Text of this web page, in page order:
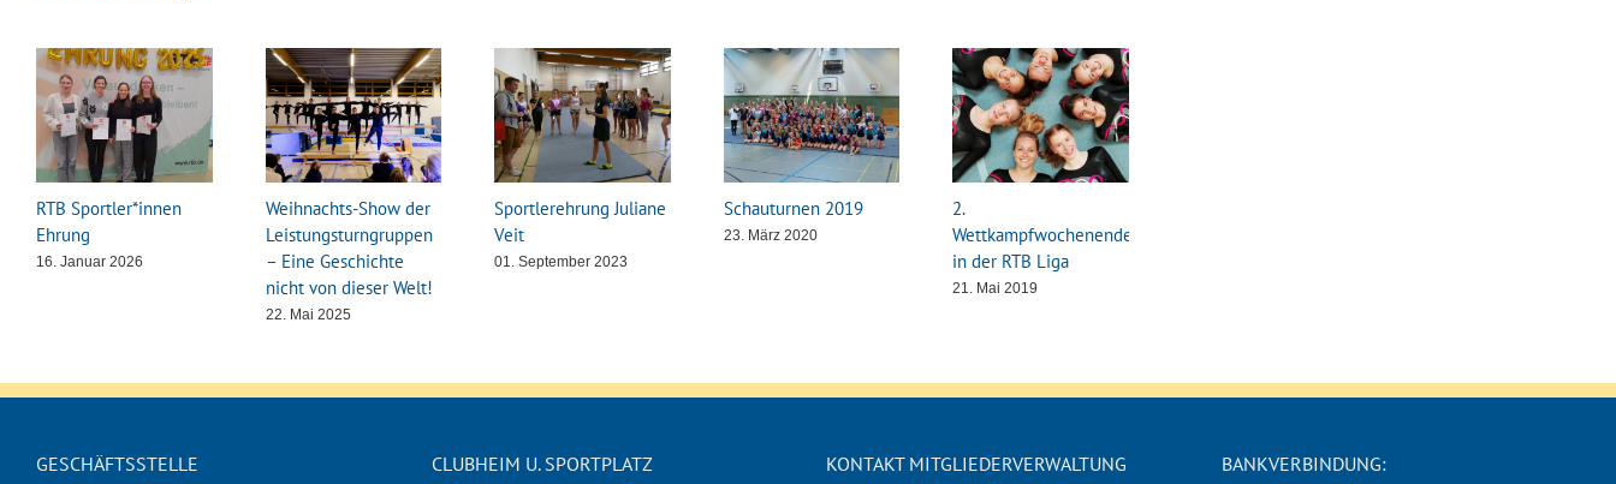
RTB Sportler*innen
Ehrung
16. Januar 2026
Weihnachts-Show der
Leistungsturngruppen
– Eine Geschichte
nicht von dieser Welt!
22. Mai 2025
Sportlerehrung Juliane
Veit
01. September 2023
Schauturnen 2019
23. März 2020
2.
Wettkampfwochenende
in der RTB Liga
21. Mai 2019
GESCHÄFTSSTELLE CLUBHEIM U. SPORTPLATZ KONTAKT MITGLIEDERVERWALTUNG BANKVERBINDUNG: